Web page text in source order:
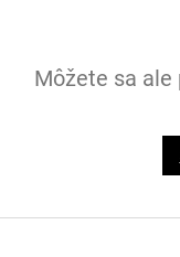
Môžete sa
Z